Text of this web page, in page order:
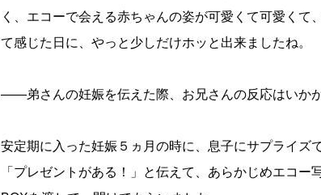
く、エコーで会える赤ちゃんの姿が可愛くて可愛くて
て感じた日に、やっと少しだけホッと出来ましたね。
――弟さんの妊娠を伝えた際、お兄さんの反応はいかが
安定期に入った妊娠５ヵ月の時に、息子にサプライズ
「プレゼントがある！」と伝えて、あらかじめエコー